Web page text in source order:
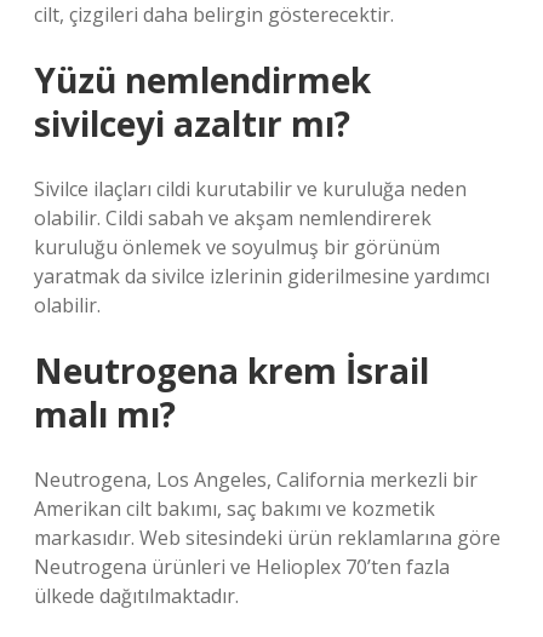
cilt, çizgileri daha belirgin gösterecektir.
Yüzü nemlendirmek
sivilceyi azaltır mı?
Sivilce ilaçları cildi kurutabilir ve kuruluğa neden
olabilir. Cildi sabah ve akşam nemlendirerek
kuruluğu önlemek ve soyulmuş bir görünüm
yaratmak da sivilce izlerinin giderilmesine yardımcı
olabilir.
Neutrogena krem İsrail
malı mı?
Neutrogena, Los Angeles, California merkezli bir
Amerikan cilt bakımı, saç bakımı ve kozmetik
markasıdır. Web sitesindeki ürün reklamlarına göre
Neutrogena ürünleri ve Helioplex 70’ten fazla
ülkede dağıtılmaktadır.